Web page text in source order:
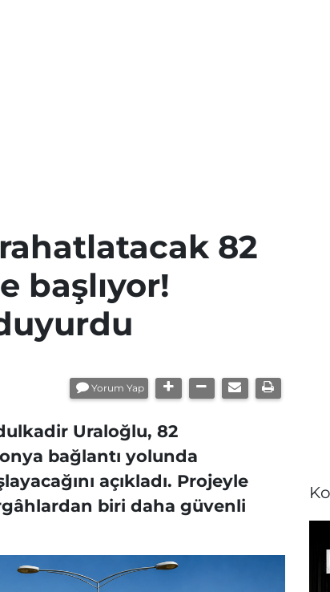
rahatlatacak 82
başlıyor!
Yorum Yap
Uraloğlu, 82
bağlantı yolunda
açıkladı. Projeyle
biri daha güvenli